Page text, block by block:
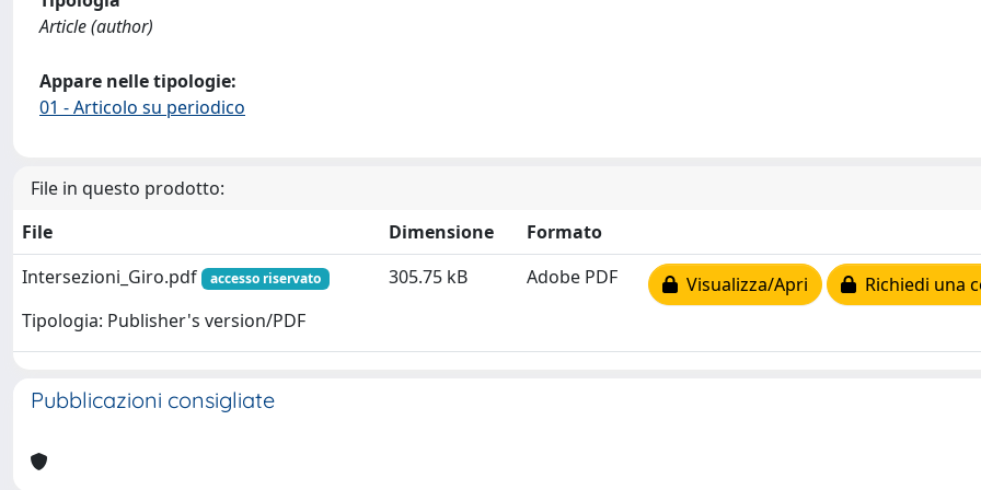
Article (author)
Appare nelle tipologie:
01 - Articolo su periodico
File in questo prodotto:
File
Dimensione
Formato
Intersezioni_Giro.pdf
accesso riservato
Tipologia: Publisher's version/PDF
305.75 kB Adobe PDF Visualizza/Apri Richiedi una
Pubblicazioni consigliate